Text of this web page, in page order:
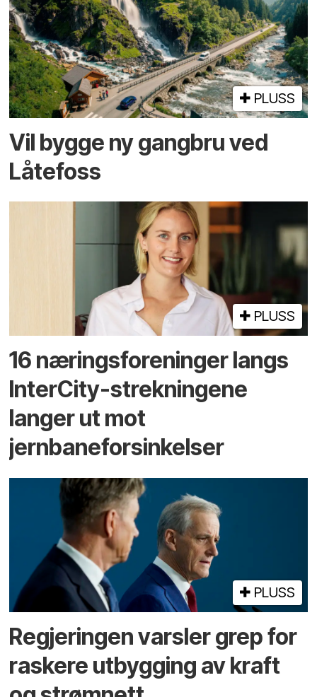
PLUSS
Vil bygge ny gangbru ved
Låtefoss
PLUSS
16 næringsforeninger langs
InterCity-strekningene
langer ut mot
jernbaneforsinkelser
PLUSS
Regjeringen varsler grep for
raskere utbygging av kraft